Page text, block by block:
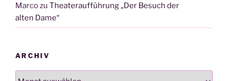
Marcozu Theateraufführung „Der Besuch der
alten Dame“
ARCHIV
Archiv